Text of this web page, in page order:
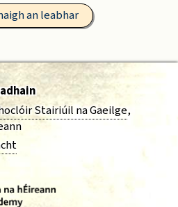
an leabhar
Stairiúil na Gaeilge,